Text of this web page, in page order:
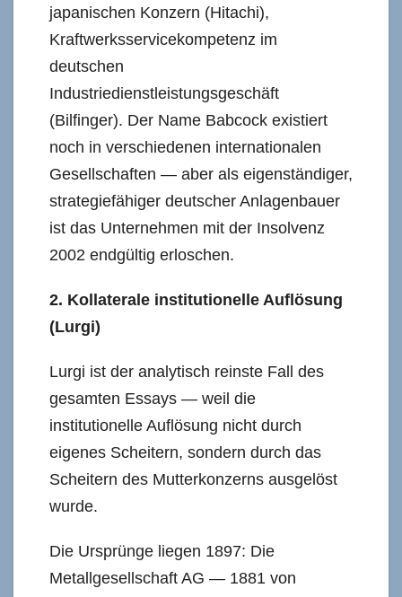
japanischen Konzern (Hitachi),
Kraftwerksservicekompetenz im
deutschen
Industriedienstleistungsgeschäft
(Bilfinger). Der Name Babcock existiert
noch in verschiedenen internationalen
Gesellschaften — aber als eigenständiger,
strategiefähiger deutscher Anlagenbauer
ist das Unternehmen mit der Insolvenz
2002 endgültig erloschen.
2. Kollaterale institutionelle Auflösung
(Lurgi)
Lurgi ist der analytisch reinste Fall des
gesamten Essays — weil die
institutionelle Auflösung nicht durch
eigenes Scheitern, sondern durch das
Scheitern des Mutterkonzerns ausgelöst
wurde.
Die Ursprünge liegen 1897: Die
Metallgesellschaft AG — 1881 von